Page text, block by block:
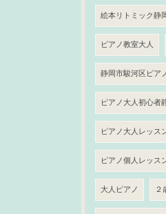
絵本リトミック静
ピアノ教室大人
静岡市駿河区ピア
ピアノ大人初心者
ピアノ大人レッス
ピアノ個人レッス
大人ピアノ ２